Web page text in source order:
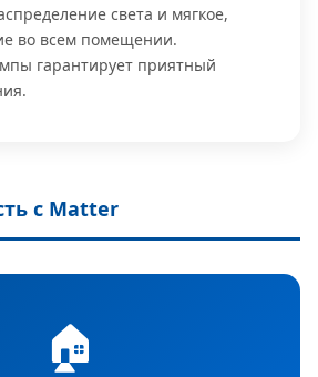
света и мягкое,
во всем помещении.
гарантирует приятный
с Matter
🏠